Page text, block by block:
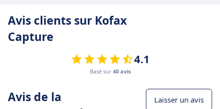
Avis clients sur Kofax
Capture
4.1
Basé sur 40 avis
Avis de la
Laisser un avis